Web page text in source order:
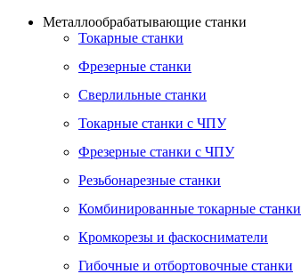
Металлообрабатывающие станки
Токарные станки
Фрезерные станки
Сверлильные станки
Токарные станки с ЧПУ
Фрезерные станки с ЧПУ
Резьбонарезные станки
Комбинированные токарные станки
Кромкорезы и фаскосниматели
Гибочные и отбортовочные станки